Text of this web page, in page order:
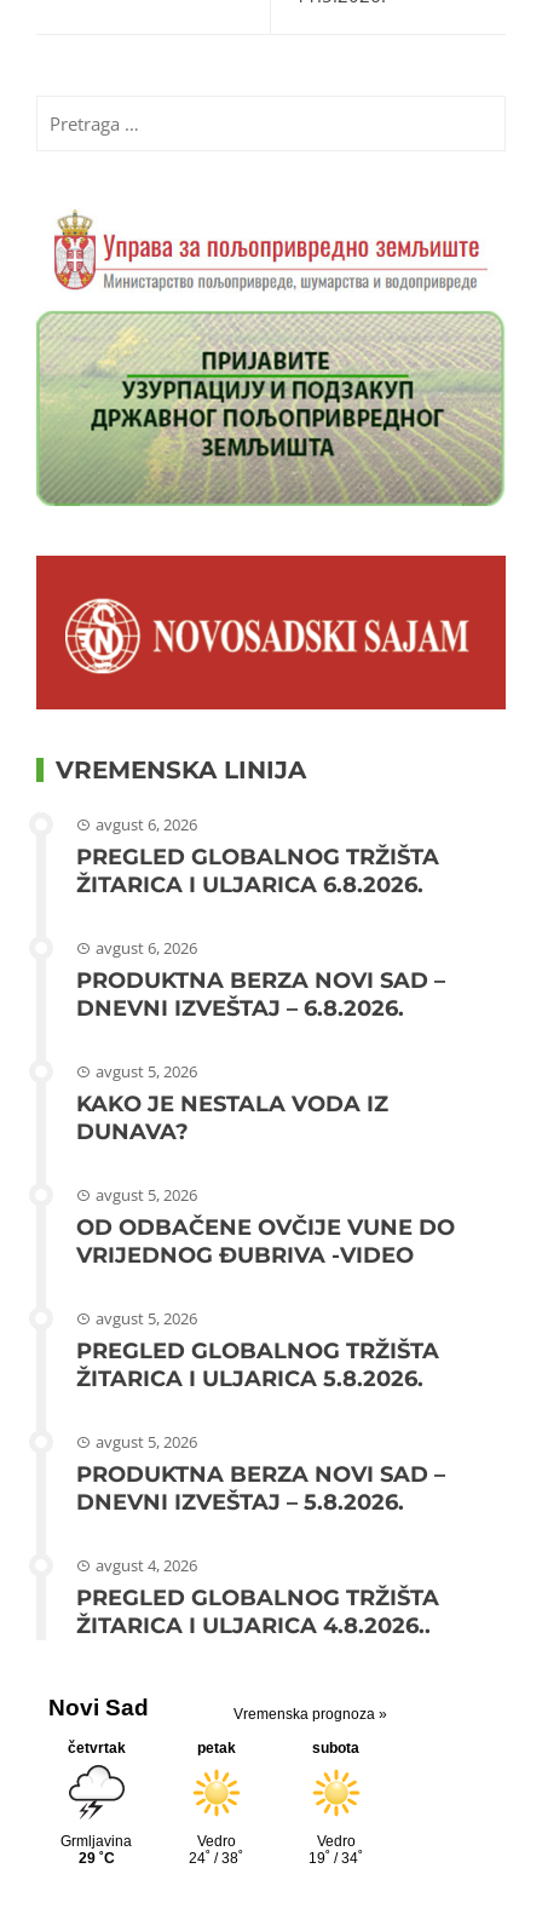
za:
VREMENSKA LINIJA
avgust 6, 2026
PREGLED GLOBALNOG TRŽIŠTA
ŽITARICA I ULJARICA 6.8.2026.
avgust 6, 2026
PRODUKTNA BERZA NOVI SAD –
DNEVNI IZVEŠTAJ – 6.8.2026.
avgust 5, 2026
KAKO JE NESTALA VODA IZ
DUNAVA?
avgust 5, 2026
OD ODBAČENE OVČIJE VUNE DO
VRIJEDNOG ĐUBRIVA -VIDEO
avgust 5, 2026
PREGLED GLOBALNOG TRŽIŠTA
ŽITARICA I ULJARICA 5.8.2026.
avgust 5, 2026
PRODUKTNA BERZA NOVI SAD –
DNEVNI IZVEŠTAJ – 5.8.2026.
avgust 4, 2026
PREGLED GLOBALNOG TRŽIŠTA
ŽITARICA I ULJARICA 4.8.2026..